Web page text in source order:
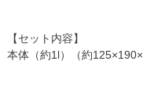
【セット内容】
本体（約1l）（約